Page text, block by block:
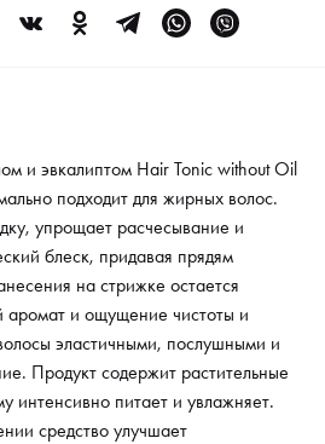
крови кожи головы,
и стимулирует рост крепких и
и эвкалиптом Hair Tonic without Oil
подходит для жирных волос.
упрощает расчесывание и
блеск, придавая прядям
на стрижке остается
и ощущение чистоты и
эластичными, послушными и
Продукт содержит растительные
интенсивно питает и увлажняет.
средство улучшает